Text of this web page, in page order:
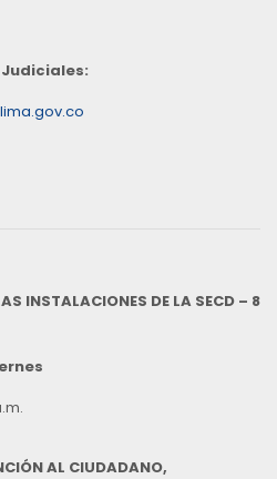
INSTALACIONES DE LA SECD – 8
AL CIUDADANO,